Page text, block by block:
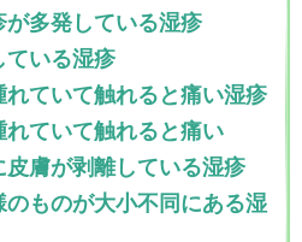
が多発している湿疹
ている湿疹
れていて触れると痛い湿疹
れていて触れると痛い
皮膚が剥離している湿疹
のものが大小不同にある湿